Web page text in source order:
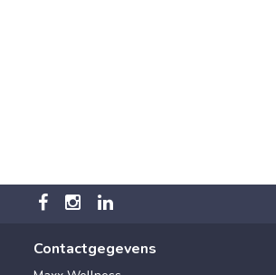
Contactgegevens